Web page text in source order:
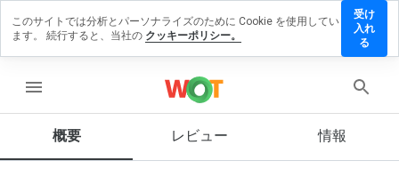
menu
概要 レビュー 情報
ーを残す
ウェ
このサイトでは分析とパーソナライズのために Cookie を使用してい
ます。 続行すると、当社の クッキーポリシー。
受け
入れ
る